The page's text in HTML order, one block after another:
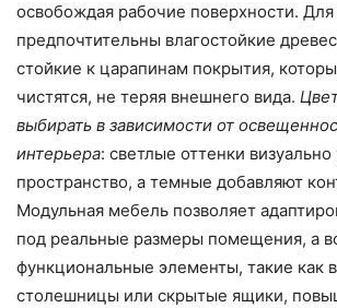
освобождая рабочие поверхности.
предпочтительны влагостойкие
стойкие к царапинам покрытия,
чистятся, не теряя внешнего вида.
выбирать в зависимости от
интерьера: светлые оттенки
пространство, а темные добавляют
Модульная мебель позволяет
под реальные размеры помещения, а
функциональные элементы, такие как
столешницы или скрытые ящики,